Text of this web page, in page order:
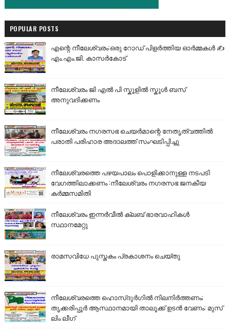
POPULAR POSTS
എന്റെ നീലേശ്വരം:ഒരു റോഡ് പിളർത്തിയ ഓർമ്മകൾ ✍️
എം.എം.ജി. കാസർകോട്
നീലേശ്വരം ജി എൽ പി സ്കൂളിൽ സ്കൂൾ ബസ്
അനുവദിക്കണം
നീലേശ്വരം നഗരസഭ ചെയർമാന്റെ നേതൃത്വത്തിൽ
പരാതി പരിഹാര അദാലത്ത് സംഘടിപ്പിച്ചു
നീലേശ്വരത്തെ പഴയപാലം പൊളിക്കാനുള്ള നടപടി
വേഗത്തിലാക്കണം :നീലേശ്വരം നഗരസഭ ജനകീയ
കർമ്മസമിതി
നീലേശ്വരം ഇന്നർവീൽ ക്ലബ് ഭാരവാഹികൾ
സ്ഥാനമേറ്റു
രാമസവിധേ പുസ്തകം പ്രകാശനം ചെയ്തു
നീലേശ്വരത്തെ ഹൊസ്ദുർഗിൽ നിലനിർത്തണം;
തൃക്കരിപ്പൂർ ആസ്ഥാനമായി താലൂക്ക് ഉടൻ വേണം: മുസ്
ലിം ലീഗ്